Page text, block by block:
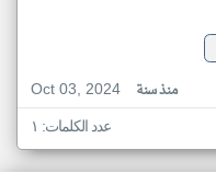
Oct 03, 2024
منذ سنة
عدد الكلمات: ١